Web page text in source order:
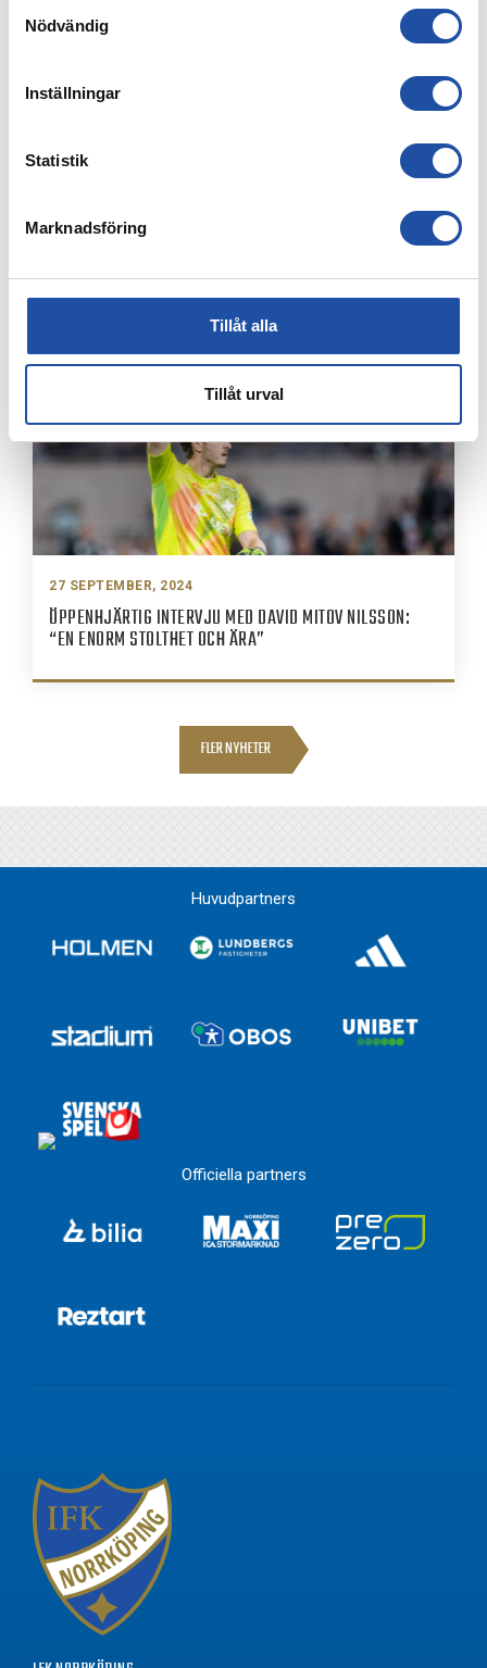
Nödvändig
Inställningar
Statistik
Marknadsföring
Tillåt alla
Tillåt urval
4 OKTOBER, 2024
VINN EN MATCHANVÄND TRÖJA!
27 SEPTEMBER, 2024
ÖPPENHJÄRTIG INTERVJU MED DAVID MITOV NILSSON:
“EN ENORM STOLTHET OCH ÄRA”
FLER NYHETER
Huvudpartners
Officiella partners